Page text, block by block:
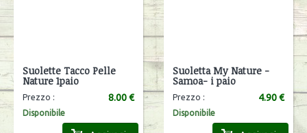
Suolette Tacco Pelle
Nature 1paio
Prezzo : 8.00 €
Disponibile
Suoletta My Nature -
Samoa- i paio
Prezzo : 4.90 €
Disponibile